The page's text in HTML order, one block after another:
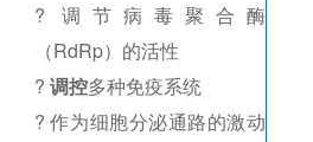
? 调节病毒聚合酶
（RdRp）的活性
? 调控多种免疫系统
? 作为细胞分泌通路的激动